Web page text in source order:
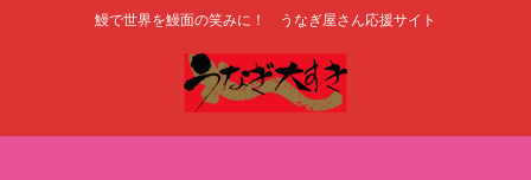
鰻で世界を鰻面の笑みに！ うなぎ屋さん応援サイト